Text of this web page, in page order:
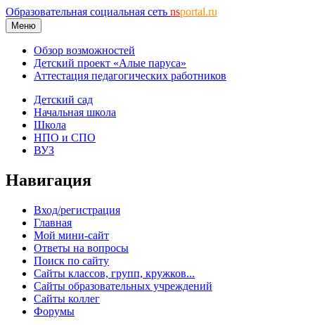
Образовательная социальная сеть nsportal.ru
Меню
Обзор возможностей
Детский проект «Алые паруса»
Аттестация педагогических работников
Детский сад
Начальная школа
Школа
НПО и СПО
ВУЗ
Навигация
Вход/регистрация
Главная
Мой мини-сайт
Ответы на вопросы
Поиск по сайту
Сайты классов, групп, кружков...
Сайты образовательных учреждений
Сайты коллег
Форумы